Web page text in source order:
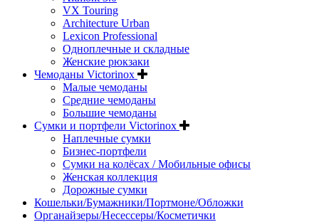
VX Touring
Architecture Urban
Lexicon Professional
Одноплечные и складные
Женские рюкзаки
Чемоданы Victorinox
Малые чемоданы
Средние чемоданы
Большие чемоданы
Сумки и портфели Victorinox
Наплечные сумки
Бизнес-портфели
Сумки на колёсах / Мобильные офисы
Женская коллекция
Дорожные сумки
Кошельки/Бумажники/Портмоне/Обложки
Органайзеры/Несессеры/Косметички